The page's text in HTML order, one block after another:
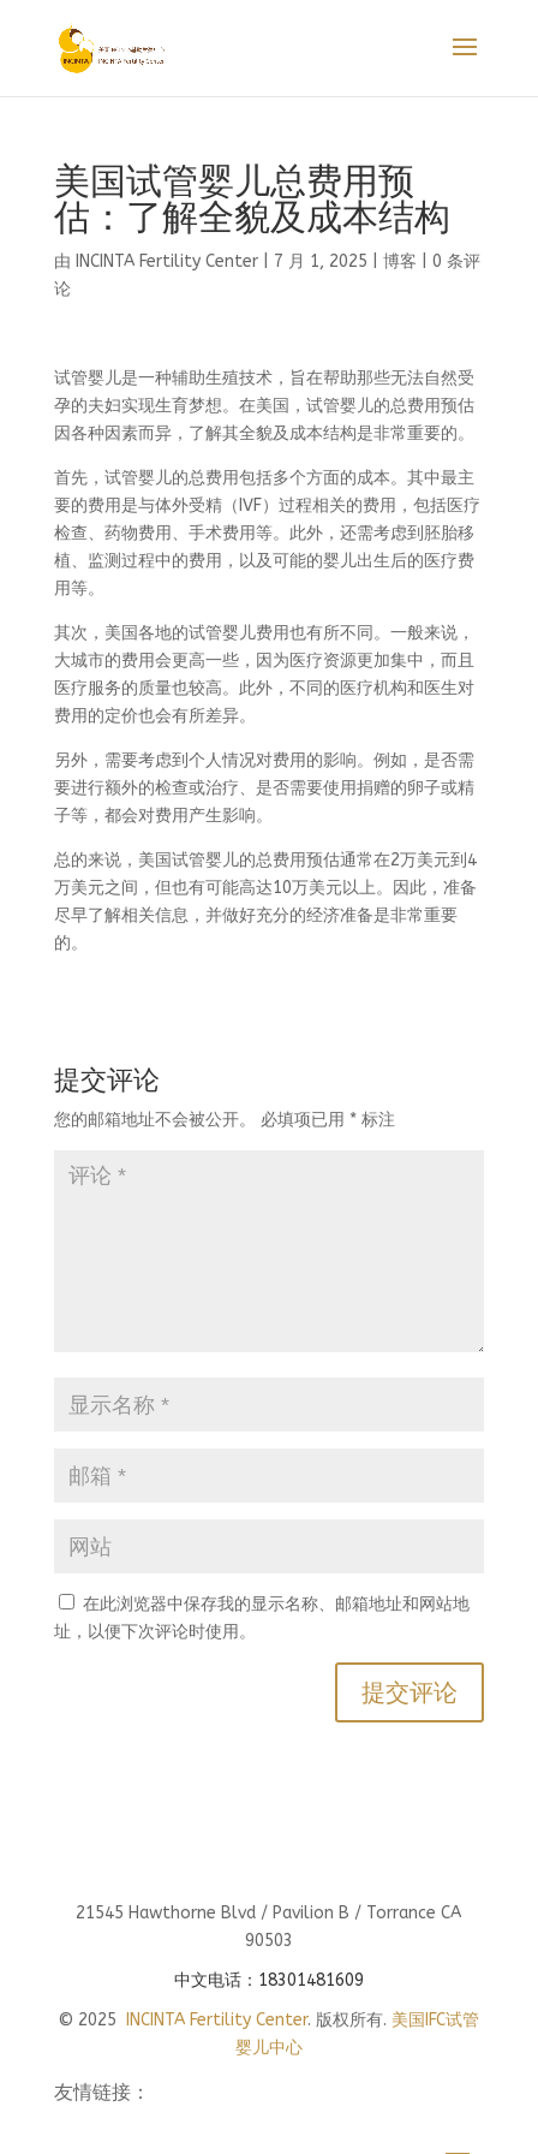
美国试管婴儿总费用预
估：了解全貌及成本结构
由 INCINTA Fertility Center| 7 月 1, 2025 博客
0 条评
论
试管婴儿是一种辅助生殖技术，旨在帮助那些无法自然受
孕的夫妇实现生育梦想。在美国，试管婴儿的总费用预估
因各种因素而异，了解其全貌及成本结构是非常重要的。
首先，试管婴儿的总费用包括多个方面的成本。其中最主
要的费用是与体外受精（IVF）过程相关的费用，包括医疗
检查、药物费用、手术费用等。此外，还需考虑到胚胎移
植、监测过程中的费用，以及可能的婴儿出生后的医疗费
用等。
其次，美国各地的试管婴儿费用也有所不同。一般来说，
大城市的费用会更高一些，因为医疗资源更加集中，而且
医疗服务的质量也较高。此外，不同的医疗机构和医生对
费用的定价也会有所差异。
另外，需要考虑到个人情况对费用的影响。例如，是否需
要进行额外的检查或治疗、是否需要使用捐赠的卵子或精
子等，都会对费用产生影响。
总的来说，美国试管婴儿的总费用预估通常在2万美元到4
万美元之间，但也有可能高达10万美元以上。因此，准备
尽早了解相关信息，并做好充分的经济准备是非常重要
的。
提交评论
您的邮箱地址不会被公开。 必填项已用 *标注
在此浏览器中保存我的显示名称、邮箱地址和网站地
址，以便下次评论时使用。
21545 Hawthorne Blvd / Pavilion B / Torrance CA
90503
中文电话：18301481609
© 2025
INCINTA Fertility Center. 版权所有. 美国IFC试管
婴儿中心
友情链接：